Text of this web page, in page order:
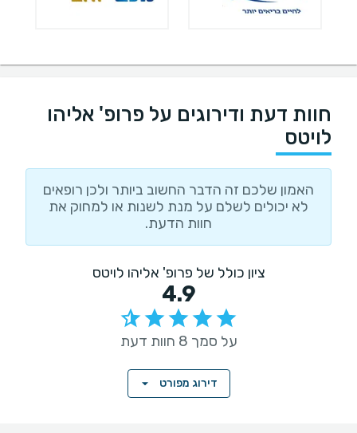
חוות דעת ודירוגים על פרופ' אליהו
לויטס
האמון שלכם זה הדבר החשוב ביותר ולכן רופאים
לא יכולים לשלם על מנת לשנות או למחוק את
חוות הדעת.
ציון כולל של פרופ' אליהו לויטס
4.9
על סמך 8 חוות דעת
דירוג מפורט